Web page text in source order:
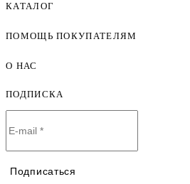
КАТАЛОГ
Женская одежда оптом
Мужская одежда оптом
ПОМОЩЬ ПОКУПАТЕЛЯМ
Оплата и доставка
Договор-оферта
Условия сотрудничества
О НАС
Lookbook
ПОДПИСКА
Подписаться